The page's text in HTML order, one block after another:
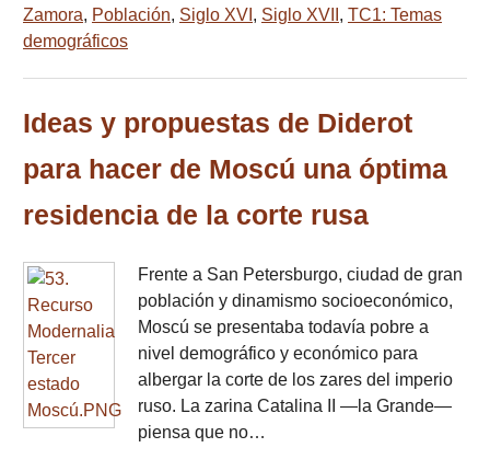
Zamora, Población, Siglo XVI , Siglo XVII , TC1: Temas
demográficos
Ideas y propuestas de Diderot
para hacer de Moscú una óptima
residencia de la corte rusa
Frente a San Petersburgo, ciudad de gran
población y dinamismo socioeconómico,
Moscú se presentaba todavía pobre a
nivel demográfico y económico para
albergar la corte de los zares del imperio
ruso. La zarina Catalina II —la Grande—
piensa que no…